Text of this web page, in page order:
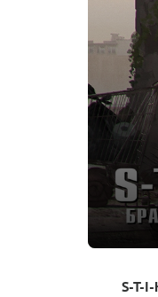
S-T-I-